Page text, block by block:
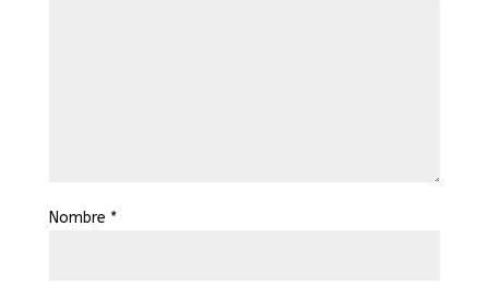
Nombre *